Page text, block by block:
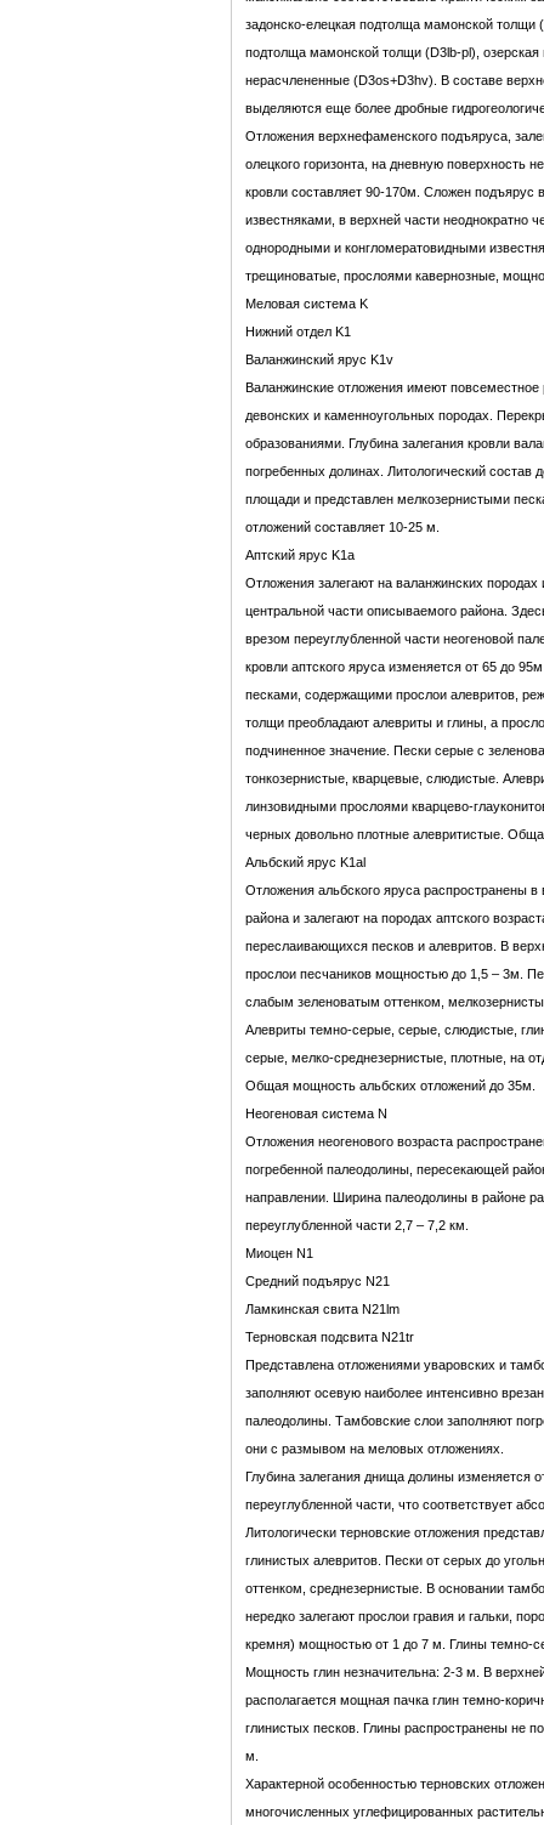
задонско-елецкая подтолща мамонской толщи
подтолща мамонской толщи (D3lb-pl), озерская
нерасчлененные (D3os+D3hv). В составе
выделяются еще более дробные
Отложения верхнефаменского подъяруса,
олецкого горизонта, на дневную поверхность
кровли составляет 90-170м. Сложен подъярус
известняками, в верхней части
однородными и конгломератовидными
трещиноватые, прослоями кавернозные,
Меловая система K
Нижний отдел K1
Валанжинский ярус K1v
Валанжинские отложения имеют
девонских и каменноугольных породах.
образованиями. Глубина залегания кровли
погребенных долинах. Литологический
площади и представлен мелкозернистыми
отложений составляет 10-25 м.
Аптский ярус K1a
Отложения залегают на валанжинских
центральной части описываемого района.
врезом переуглубленной части неогеновой
кровли аптского яруса изменяется от 65 до
песками, содержащими прослои алевритов,
толщи преобладают алевриты и глины, а
подчиненное значение. Пески серые с
тонкозернистые, кварцевые, слюдистые.
линзовидными прослоями кварцево-
черных довольно плотные алевритистые.
Альбский ярус K1al
Отложения альбского яруса распространены в
района и залегают на породах аптского
переслаивающихся песков и алевритов. В
прослои песчаников мощностью до 1,5 – 3м.
слабым зеленоватым оттенком,
Алевриты темно-серые, серые, слюдистые,
серые, мелко-среднезернистые, плотные, на
Общая мощность альбских отложений до 35м.
Неогеновая система N
Отложения неогенового возраста
погребенной палеодолины, пересекающей
направлении. Ширина палеодолины в районе
переуглубленной части 2,7 – 7,2 км.
Миоцен N1
Средний подъярус N21
Ламкинская свита N21lm
Терновская подсвита N21tr
Представлена отложениями уваровских и
заполняют осевую наиболее интенсивно
палеодолины. Тамбовские слои заполняют
они с размывом на меловых отложениях.
Глубина залегания днища долины изменяется
переуглубленной части, что соответствует
Литологически терновские отложения
глинистых алевритов. Пески от серых до
оттенком, среднезернистые. В основании
нередко залегают прослои гравия и гальки,
кремня) мощностью от 1 до 7 м. Глины темно-
Мощность глин незначительна: 2-3 м. В
располагается мощная пачка глин темно-
глинистых песков. Глины распространены не
м.
Характерной особенностью терновских
многочисленных углефицированных